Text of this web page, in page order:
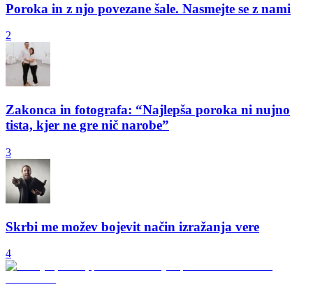
Poroka in z njo povezane šale. Nasmejte se z nami
2
Zakonca in fotografa: “Najlepša poroka ni nujno
tista, kjer ne gre nič narobe”
3
Skrbi me možev bojevit način izražanja vere
4